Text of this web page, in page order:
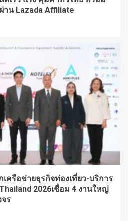
าน Lazada Affiliate
ครือข่ายธุรกิจท่องเที่ยว-บริการ
2026เชื่อม 4 งานใหญ่
จร